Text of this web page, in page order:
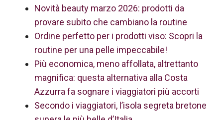
Novità beauty marzo 2026: prodotti da
provare subito che cambiano la routine
Ordine perfetto per i prodotti viso: Scopri la
routine per una pelle impeccabile!
Più economica, meno affollata, altrettanto
magnifica: questa alternativa alla Costa
Azzurra fa sognare i viaggiatori più accorti
Secondo i viaggiatori, l’isola segreta bretone